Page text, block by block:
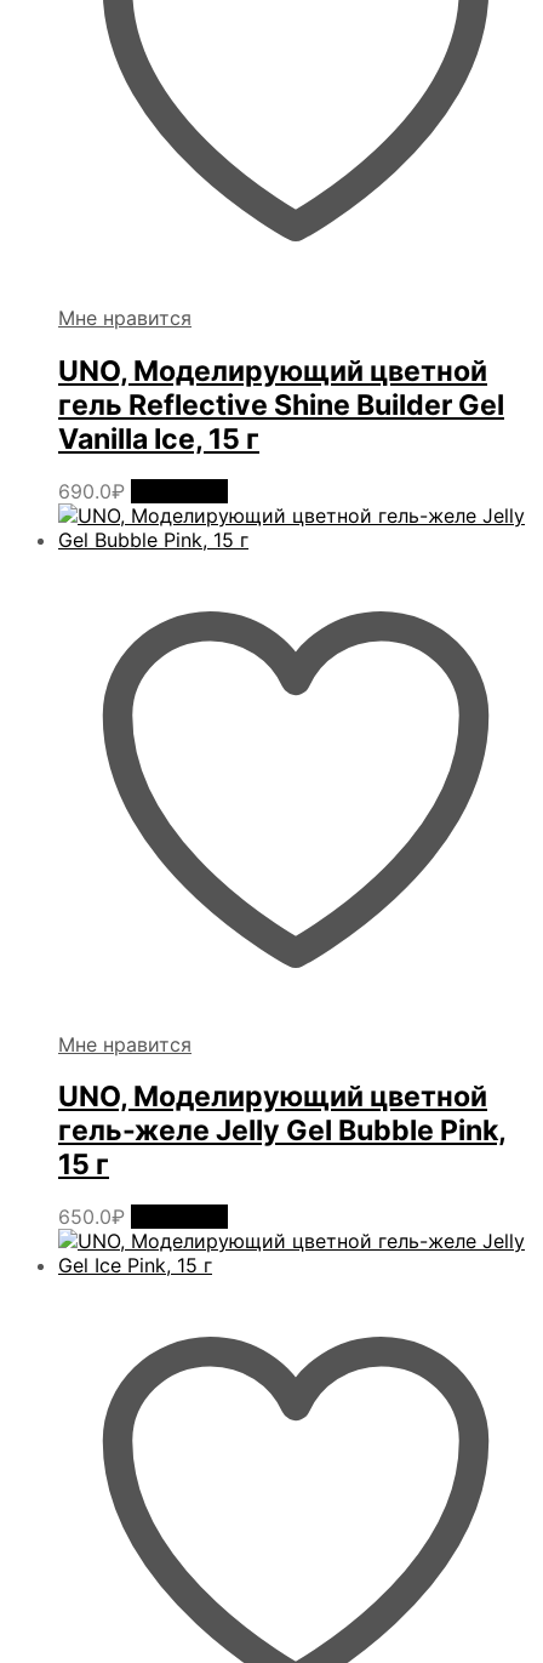
Мне нравится
UNO, Моделирующий цветной
гель Reflective Shine Builder Gel
Vanilla Ice, 15 г
690.0₽
Мне нравится
UNO, Моделирующий цветной
гель-желе Jelly Gel Bubble Pink,
15 г
650.0₽